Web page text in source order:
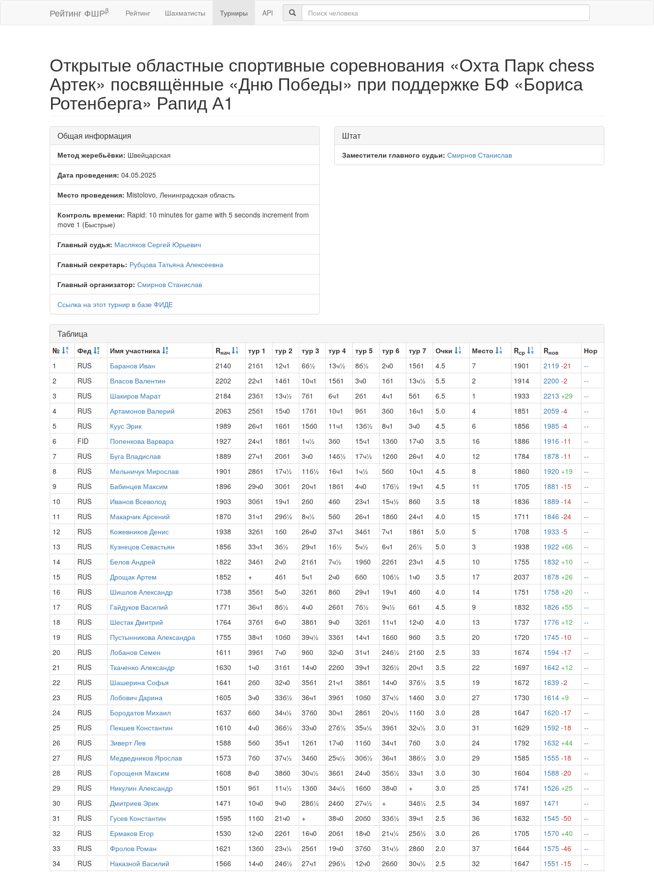
Рейтинг ФШРβ Рейтинг Шахматисты Турниры API
Открытые областные спортивные соревнования «Охта Парк chess
Артек» посвящённые «Дню Победы» при поддержке БФ «Бориса
Ротенберга» Рапид А1
Общая информация
Метод жеребьёвки: Швейцарская
Дата проведения: 04.05.2025
Место проведения: Mistolovo, Ленинградская область
Контроль времени: Rapid: 10 minutes for game with 5 seconds increment from
move 1 (Быстрые)
Главный судья: Масляков Сергей Юрьевич
Главный секретарь: Рубцова Татьяна Алексеевна
Главный организатор: Смирнов Станислав
Ссылка на этот турнир в базе ФИДЕ
Штат
Заместители главного судьи: Смирнов Станислав
Таблица
№ Фед Имя участника Rнач тур 1 тур 2 тур 3 тур 4 тур 5 тур 6 тур 7 Очки Место Rср Rнов
Нор
1
RUS Баранов Иван 2140 21б1 12ч1 6б½ 13ч½ 8б½ 2ч0 15б1 4.5 7 1901 2119 -21
--
2
RUS Власов Валентин 2202 22ч1 14б1 10ч1 15б1 3ч0 1б1 13ч½ 5.5 2 1914 2200 -2
--
3
RUS Шакиров Марат 2184 23б1 13ч½ 7б1 6ч1 2б1 4ч1 5б1 6.5 1 1933 2213 +29
--
4
RUS Артамонов Валерий 2063 25б1 15ч0 17б1 10ч1 9б1 3б0 16ч1 5.0 4 1851 2059 -4
--
5
RUS Куус Эрик 1989 26ч1 16б1 15б0 11ч1 13б½ 8ч1 3ч0 4.5 6 1856 1985 -4
--
6
FID Попенкова Варвара 1927 24ч1 18б1 1ч½ 3б0 15ч1 13б0 17ч0 3.5 16 1886 1916 -11
--
7
RUS Буга Владислав 1889 27ч1 20б1 3ч0 14б½ 17ч½ 12б0 26ч1 4.0 12 1784 1878 -11
--
8
RUS Мельничук Мирослав 1901 28б1 17ч½ 11б½ 16ч1 1ч½ 5б0 10ч1 4.5 8 1860 1920 +19
--
9
RUS Бабинцев Максим 1896 29ч0 30б1 20ч1 18б1 4ч0 17б½ 19ч1 4.5 11 1705 1881 -15
--
10
RUS Иванов Всеволод 1903 30б1 19ч1 2б0 4б0 23ч1 15ч½ 8б0 3.5 18 1836 1889 -14
--
11
RUS Макарчик Арсений 1870 31ч1 29б½ 8ч½ 5б0 26ч1 18б0 24ч1 4.0 15 1711 1846 -24
--
12
RUS Кожевников Денис 1938 32б1 1б0 26ч0 37ч1 34б1 7ч1 18б1 5.0 5 1708 1933 -5
--
13
RUS Кузнецов Севастьян 1856 33ч1 3б½ 29ч1 1б½ 5ч½ 6ч1 2б½ 5.0 3 1938 1922 +66
--
14
RUS Белов Андрей 1822 34б1 2ч0 21б1 7ч½ 19б0 22б1 23ч1 4.5 10 1755 1832 +10
--
15
RUS Дрощак Артем 1852 + 4б1 5ч1 2ч0 6б0 10б½ 1ч0 3.5 17 2037 1878 +26
--
16
RUS Шишлов Александр 1738 35б1 5ч0 32б1 8б0 29ч1 19ч1 4б0 4.0 14 1751 1758 +20
--
17
RUS Гайдуков Василий 1771 36ч1 8б½ 4ч0 26б1 7б½ 9ч½ 6б1 4.5 9 1832 1826 +55
--
18
RUS Шестак Дмитрий 1764 37б1 6ч0 38б1 9ч0 32б1 11ч1 12ч0 4.0 13 1737 1776 +12
--
19
RUS Пустынникова Александра 1755 38ч1 10б0 39ч½ 33б1 14ч1 16б0 9б0 3.5 20 1720 1745 -10
--
20
RUS Лобанов Семен 1611 39б1 7ч0 9б0 32ч0 31ч1 24б½ 21б0 2.5 33 1674 1594 -17
--
21
RUS Ткаченко Александр 1630 1ч0 31б1 14ч0 22б0 39ч1 32б½ 20ч1 3.5 22 1697 1642 +12
--
22
RUS Шашерина Софья 1641 2б0 32ч0 35б1 21ч1 38б1 14ч0 37б½ 3.5 19 1672 1639 -2
--
23
RUS Лобович Дарина 1605 3ч0 33б½ 36ч1 39б1 10б0 37ч½ 14б0 3.0 27 1730 1614 +9
--
24
RUS Бородатов Михаил 1637 6б0 34ч½ 37б0 30ч1 28б1 20ч½ 11б0 3.0 28 1647 1620 -17
--
25
RUS Пекшев Константин 1610 4ч0 36б½ 33ч0 27б½ 35ч½ 39б1 32ч½ 3.0 31 1629 1592 -18
--
26
RUS Зиверт Лев 1588 5б0 35ч1 12б1 17ч0 11б0 34ч1 7б0 3.0 24 1792 1632 +44
--
27
RUS Медведников Ярослав 1573 7б0 37ч½ 34б0 25ч½ 30б½ 36ч1 38б½ 3.0 29 1585 1555 -18
--
28
RUS Горощеня Максим 1608 8ч0 38б0 30ч½ 36б1 24ч0 35б½ 33ч1 3.0 30 1604 1588 -20
--
29
RUS Никулин Александр 1501 9б1 11ч½ 13б0 34ч½ 16б0 38ч0 + 3.0 25 1741 1526 +25
--
30
RUS Дмитриев Эрик 1471 10ч0 9ч0 28б½ 24б0 27ч½ + 34б½ 2.5 34 1697 1471
--
31
RUS Гусев Константин 1595 11б0 21ч0 + 38ч0 20б0 33б½ 39ч1 2.5 36 1632 1545 -50
--
32
RUS Ермаков Егор 1530 12ч0 22б1 16ч0 20б1 18ч0 21ч½ 25б½ 3.0 26 1705 1570 +40
--
33
RUS Фролов Роман 1621 13б0 23ч½ 25б1 19ч0 37б0 31ч½ 28б0 2.0 37 1644 1575 -46
--
34
RUS Наказной Василий 1566 14ч0 24б½ 27ч1 29б½ 12ч0 26б0 30ч½ 2.5 32 1647 1551 -15 --